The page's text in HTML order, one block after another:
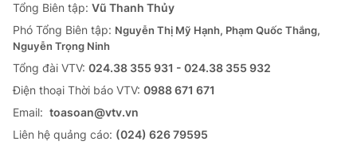
Tổng Biên tập: Vũ Thanh Thủy
Phó Tổng Biên tập: Nguyễn Thị Mỹ Hạnh, Phạm Quốc Thắng,
Nguyễn Trọng Ninh
Tổng đài VTV: 024.38 355 931 - 024.38 355 932
Ðiện thoại Thời báo VTV: 0988 671 671
Email: toasoan@vtv.vn
Liên hệ quảng cáo: (024) 626 79595